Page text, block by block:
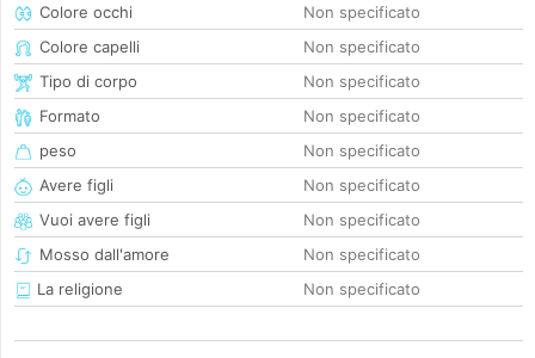
Colore occhi
Non specificato
Colore capelli
Non specificato
Tipo di corpo
Non specificato
Formato
Non specificato
peso
Non specificato
Avere figli
Non specificato
Vuoi avere figli
Non specificato
Mosso dall'amore
Non specificato
La religione
Non specificato